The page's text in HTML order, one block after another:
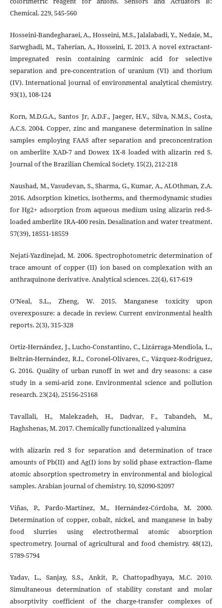
Chemical. 229, 545-560
Hosseini-Bandegharaei, A., Hosseini, M.S., Jalalabadi, Y., Nedaie, M.,
Sarwghadi, M., Taherian, A., Hosseini, E. 2013. A novel extractant-
impregnated resin containing carminic acid for selective
separation and pre-concentration of uranium (VI) and thorium
(IV). International journal of environmental analytical chemistry.
93(1), 108-124
Korn, M.D.G.A., Santos Jr, A.D.F., Jaeger, H.V., Silva, N.M.S., Costa,
A.C.S. 2004. Copper, zinc and manganese determination in saline
samples employing FAAS after separation and preconcentration
on amberlite XAD-7 and Dowex 1X-8 loaded with alizarin red S.
Journal of the Brazilian Chemical Society. 15(2), 212-218
Naushad, M., Vasudevan, S., Sharma, G., Kumar, A., ALOthman, Z.A.
2016. Adsorption kinetics, isotherms, and thermodynamic studies
for Hg2+ adsorption from aqueous medium using alizarin red-S-
loaded amberlite IRA-400 resin. Desalination and water treatment.
57(39), 18551-18559
Nejati-Yazdinejad, M. 2006. Spectrophotometric determination of
trace amount of copper (II) ion based on complexation with an
anthraquinone derivative. Analytical sciences. 22(4), 617-619
O’Neal, S.L., Zheng, W. 2015. Manganese toxicity upon
overexposure: a decade in review. Current environmental health
reports. 2(3), 315-328
Ortiz-Hernández, J., Lucho-Constantino, C., Lizárraga-Mendiola, L.,
Beltrán-Hernández, R.I., Coronel-Olivares, C., Vázquez-Rodríguez,
G. 2016. Quality of urban runoff in wet and dry seasons: a case
study in a semi-arid zone. Environmental science and pollution
research. 23(24), 25156-25168
Tavallali, H., Malekzadeh, H., Dadvar, F., Tabandeh, M.,
Haghshenas, M. 2017. Chemically functionalized γ-alumina
with alizarin red S for separation and determination of trace
amounts of Pb(II) and Ag(I) ions by solid phase extraction–flame
atomic absorption spectrometry in environmental and biological
samples. Arabian journal of chemistry. 10, S2090-S2097
Viñas, P., Pardo-Martínez, M., Hernández-Córdoba, M. 2000.
Determination of copper, cobalt, nickel, and manganese in baby
food slurries using electrothermal atomic absorption
spectrometry. Journal of agricultural and food chemistry. 48(12),
5789-5794
Yadav, L., Sanjay, S.S., Ankit, P., Chattopadhyaya, M.C. 2010.
Simultaneous determination of stability constant and molar
absorptivity coefficient of the charge-transfer complexes of